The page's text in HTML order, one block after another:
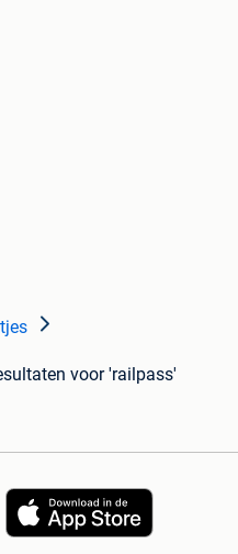
voor 'railpass'